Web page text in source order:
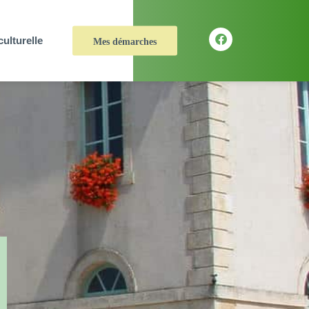
Mes démarches